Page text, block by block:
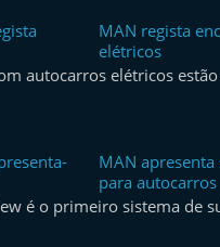
MAN regista
elétricos
autocarros elétricos
MAN
para autocarros
é o primeiro sistema de